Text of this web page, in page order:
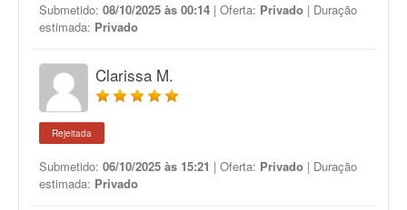
Submetido: 08/10/2025 às 00:14 | Oferta: Privado | Duração
estimada: Privado
Clarissa M.
Rejeitada
Submetido: 06/10/2025 às 15:21 | Oferta: Privado | Duração
estimada: Privado